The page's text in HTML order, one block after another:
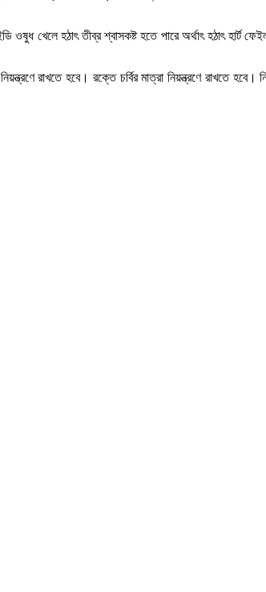
খেলে হঠাৎ তীব্র শ্বাসকষ্ট হতে পারে অর্থাৎ হঠাৎ হার্ট
রাখতে হবে। রক্তে চর্বির মাত্রা নিয়ন্ত্রণে রাখতে হবে।